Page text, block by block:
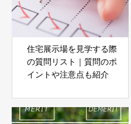
住宅展示場を見学する際
の質問リスト｜質問のポ
イントや注意点も紹介